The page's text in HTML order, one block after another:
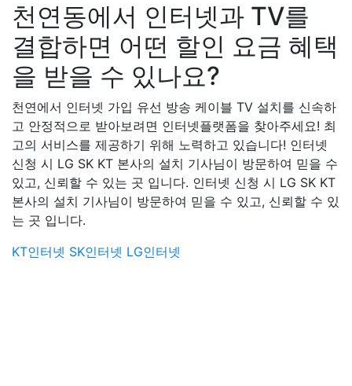
천연동에서 인터넷과 TV를
결합하면 어떤 할인 요금 혜택
을 받을 수 있나요?
천연에서 인터넷 가입 유선 방송 케이블 TV 설치를 신속하
고 안정적으로 받아보려면 인터넷플랫폼을 찾아주세요! 최
고의 서비스를 제공하기 위해 노력하고 있습니다! 인터넷
신청 시 LG SK KT 본사의 설치 기사님이 방문하여 믿을 수
있고, 신뢰할 수 있는 곳 입니다. 인터넷 신청 시 LG SK KT
본사의 설치 기사님이 방문하여 믿을 수 있고, 신뢰할 수 있
는 곳 입니다.
KT인터넷 SK인터넷 LG인터넷